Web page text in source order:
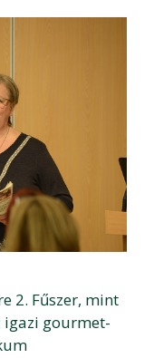
2. Fűszer, mint
igazi gourmet-